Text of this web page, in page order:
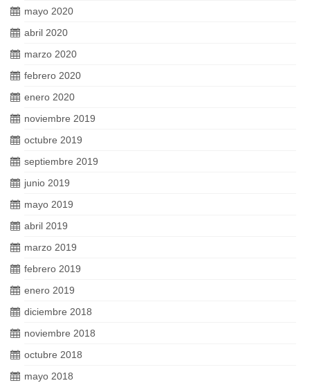
mayo 2020
abril 2020
marzo 2020
febrero 2020
enero 2020
noviembre 2019
octubre 2019
septiembre 2019
junio 2019
mayo 2019
abril 2019
marzo 2019
febrero 2019
enero 2019
diciembre 2018
noviembre 2018
octubre 2018
mayo 2018